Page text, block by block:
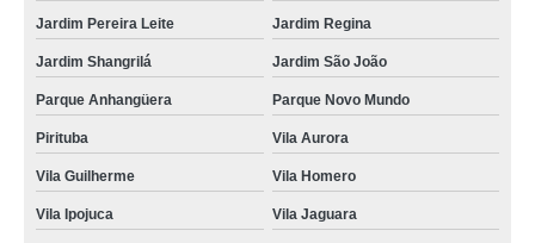
Jardim Pereira Leite Jardim Regina
Jardim Shangrilá Jardim São João
Parque Anhangüera Parque Novo Mundo
Pirituba Vila Aurora
Vila Guilherme Vila Homero
Vila Ipojuca Vila Jaguara